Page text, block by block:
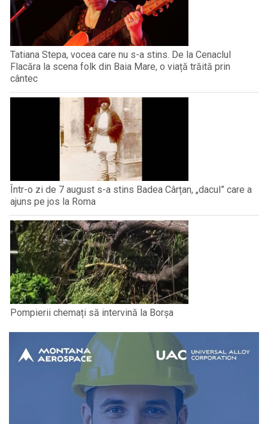
Tatiana Stepa, vocea care nu s-a stins. De la Cenaclul
Flacăra la scena folk din Baia Mare, o viață trăită prin
cântec
Într-o zi de 7 august s-a stins Badea Cârțan, „dacul” care a
ajuns pe jos la Roma
Pompierii chemați să intervină la Borșa